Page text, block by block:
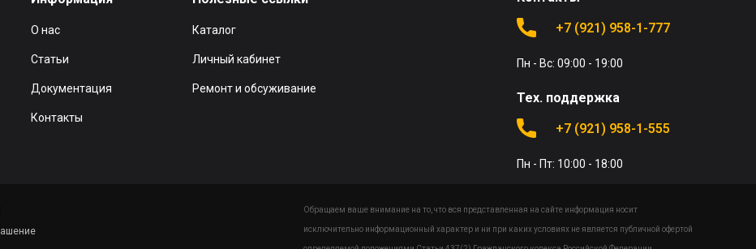
О нас
Статьи
Документация
Контакты
Каталог
Личный кабинет
Ремонт и обсуживание
+7 (921) 958-1-777
Пн - Вс: 09:00 - 19:00
Тех. поддержка
+7 (921) 958-1-555
Пн - Пт: 10:00 - 18:00
Обращаем ваше внимание на то, что вся представленная на сайте информация носит
исключительно информационный характер и ни при каких условиях не является публичной офертой